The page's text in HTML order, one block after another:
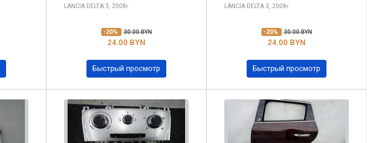
LANCIA DELTA 3, 2008г.
-20% 30.00 BYN
24.00 BYN
Быстрый просмотр
LANCIA DELTA 3, 2008г.
-20% 30.00 BYN
24.00 BYN
Быстрый просмотр